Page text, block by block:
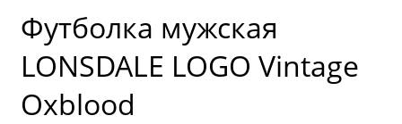
Футболка мужская
LONSDALE LOGO Vintage
Oxblood